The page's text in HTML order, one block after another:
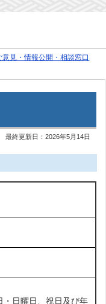
意見・情報公開・相談窓口
最終更新日：2026年5月14日
・日曜日、祝日及び年